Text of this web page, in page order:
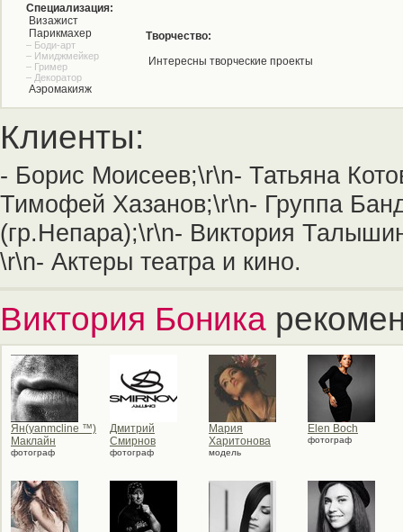
Специализация:
Визажист
Парикмахер
– Боди-арт
– Имиджмейкер
– Гример
– Декоратор
Аэромакияж
Творчество:
Интересны творческие проекты
Клиенты:
- Борис Моисеев;\r\n- Татьяна
Тимофей Хазанов;\r\n- Группа
(гр.Непара);\r\n- Виктория
\r\n- Актеры театра и кино.
Виктория Боника
Ян(yanmcline ™)
Маклайн
фотограф
Дмитрий
Смирнов
фотограф
Мария
Харитонова
модель
Elen Boch
фотограф